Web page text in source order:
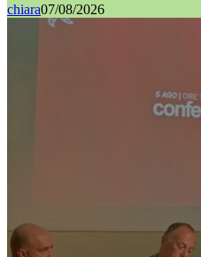
chiara07/08/2026